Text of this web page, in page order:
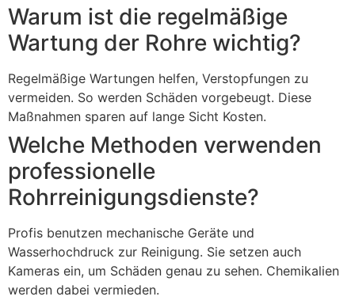
Warum ist die regelmäßige
Wartung der Rohre wichtig?
Regelmäßige Wartungen helfen, Verstopfungen zu
vermeiden. So werden Schäden vorgebeugt. Diese
Maßnahmen sparen auf lange Sicht Kosten.
Welche Methoden verwenden
professionelle
Rohrreinigungsdienste?
Profis benutzen mechanische Geräte und
Wasserhochdruck zur Reinigung. Sie setzen auch
Kameras ein, um Schäden genau zu sehen. Chemikalien
werden dabei vermieden.